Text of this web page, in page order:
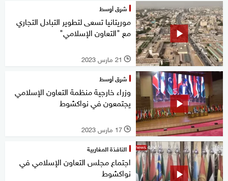
شرق أوسط
موريتانيا تسعى لتطوير التبادل التجاري
مع "التعاون الإسلامي"
l 21 مارس 2023
شرق أوسط
وزراء خارجية منظمة التعاون الإسلامي
يجتمعون في نواكشوط
l 17 مارس 2023
النافذة المغاربية
اجتماع مجلس التعاون الإسلامي في
نواكشوط